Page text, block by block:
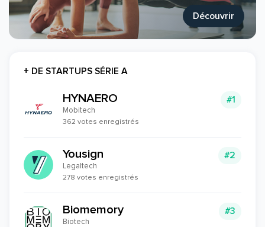
Découvrir
+ DE STARTUPS SÉRIE A
#1
HYNAERO
Mobitech
362 votes enregistrés
#2
Yousign
Legaltech
278 votes enregistrés
#3
Biomemory
Biotech